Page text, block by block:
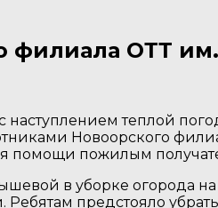
филиала ОТТ
теплой
Новоорского
помощи пожилым
в уборке огорода
предстояло